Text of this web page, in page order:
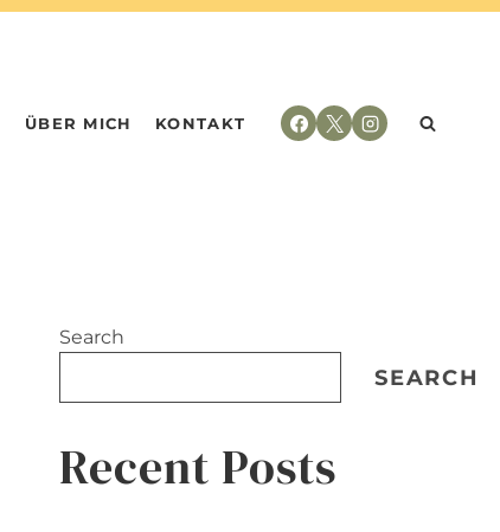
ÜBER MICH KONTAKT
Search
SEARCH
Recent Posts